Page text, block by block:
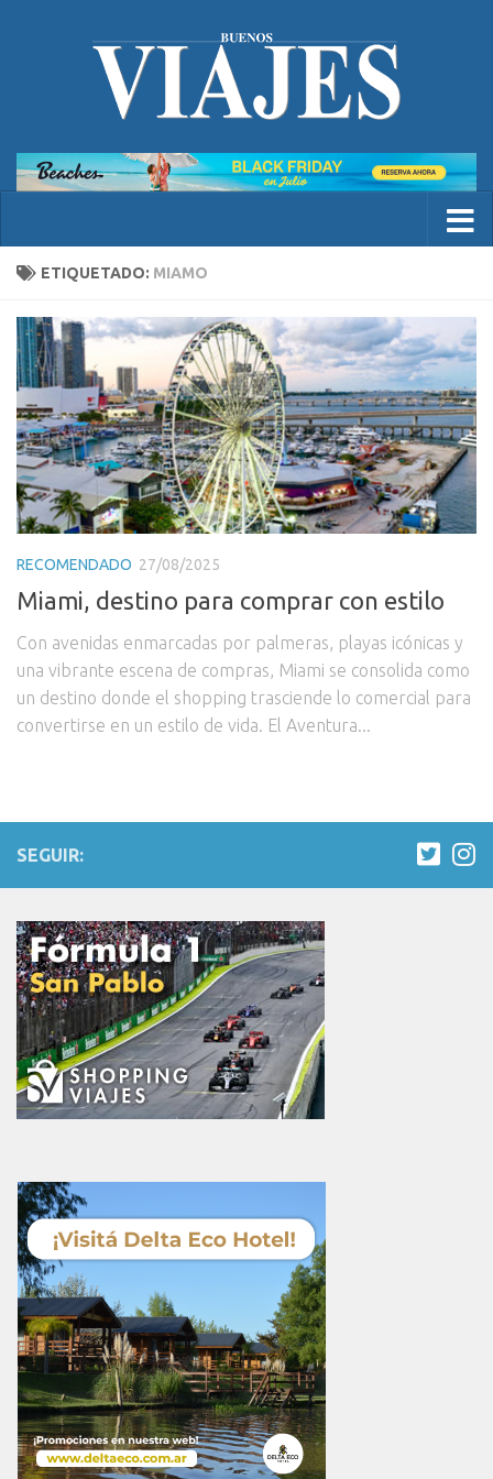
ETIQUETADO: MIAMO
RECOMENDADO 27/08/2025
Miami, destino para comprar con estilo
Con avenidas enmarcadas por palmeras, playas icónicas y
una vibrante escena de compras, Miami se consolida como
un destino donde el shopping trasciende lo comercial para
convertirse en un estilo de vida. El Aventura...
SEGUIR: